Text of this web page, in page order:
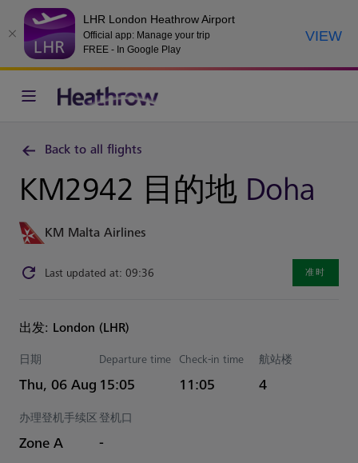
LHR London Heathrow Airport
Official app: Manage your trip
FREE - In Google Play
VIEW
Back to all flights
KM2942 目的地 Doha
KM Malta Airlines
Last updated at: 09:36 准时
出发: London (LHR)
日期
Thu, 06 Aug
Departure time
Estimated 时间
15:05
Check-in time
11:05
航站楼
4
办理登机手续区
Zone A
登机口
-